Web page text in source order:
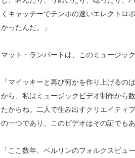
くキャッチーでテンポの速いエレクトロ
かったんだ。」
マット・ランバートは、このミュージッ
「マイッキーと再び何かを作り上げる
から、私はミュージックビデオ制作から
たからね。二人で生み出すクリエイティ
の一つであり、このビデオはその証でもあ
「ここ数年、ベルリンのフォルクスビ